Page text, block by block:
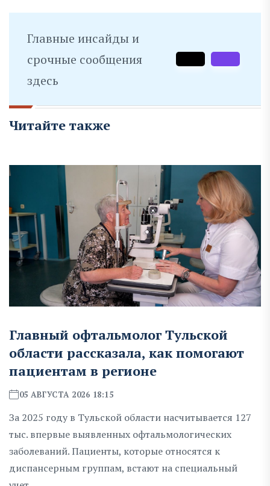
Главные инсайды и
срочные сообщения
здесь
Читайте также
Главный офтальмолог Тульской
области рассказала, как помогают
пациентам в регионе
05 АВГУСТА 2026 18:15
За 2025 году в Тульской области насчитывается 127
тыс. впервые выявленных офтальмологических
заболеваний. Пациенты, которые относятся к
диспансерным группам, встают на специальный